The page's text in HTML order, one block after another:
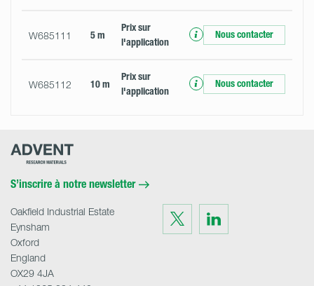
W685111 5 m
Prix ​​sur
l'application
Nous contacter
W685112 10 m
Prix ​​sur
l'application
Nous contacter
Advent
S’inscrire à notre newsletter
Visit
us
on
Twitter
Visit
on
LinkedIn
Oakfield Industrial Estate
Eynsham
Oxford
England
OX29 4JA